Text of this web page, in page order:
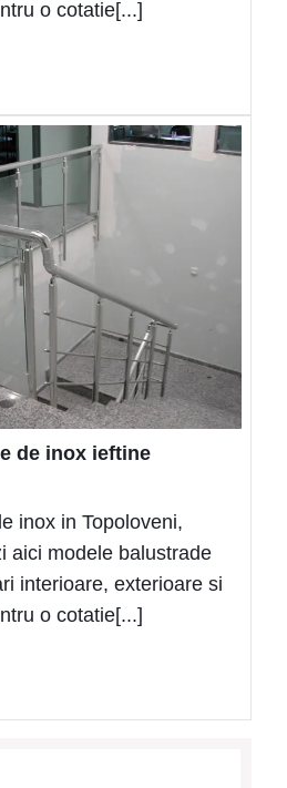
o cotatie[...]
de inox ieftine
inox in Topoloveni,
aici modele balustrade
interioare, exterioare si
o cotatie[...]